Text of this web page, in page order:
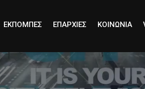
ΕΚΠΟΜΠΕΣ ΕΠΑΡΧΙΕΣ ΚΟΙΝΩΝΙΑ